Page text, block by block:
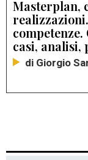
Masterplan,
casi, analisi,
di Giorgio